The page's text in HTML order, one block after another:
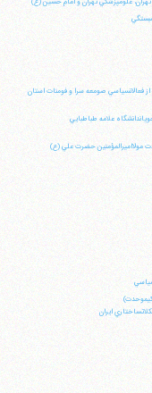
فعالانسياسي صومعه سرا و فومنات استان